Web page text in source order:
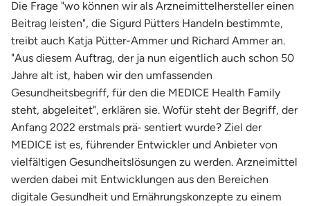
Die Frage "wo können wir als Arzneimittelhersteller einen
Beitrag leisten", die Sigurd Pütters Handeln bestimmte,
treibt auch Katja Pütter-Ammer und Richard Ammer an.
"Aus diesem Auftrag, der ja nun eigentlich auch schon 50
Jahre alt ist, haben wir den umfassenden
Gesundheitsbegriff, für den die MEDICE Health Family
steht, abgeleitet", erklären sie. Wofür steht der Begriff, der
Anfang 2022 erstmals prä‐ sentiert wurde? Ziel der
MEDICE ist es, führender Entwickler und Anbieter von
vielfältigen Gesundheitslösungen zu werden. Arzneimittel
werden dabei mit Entwicklungen aus den Bereichen
digitale Gesundheit und Ernährungskonzepte zu einem